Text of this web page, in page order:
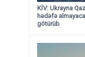
KİV: Ukrayna
hədəfə
götürüb